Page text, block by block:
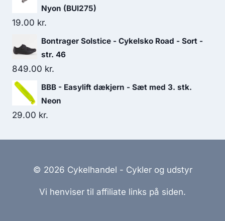
Nyon (BUI275)
19.00 kr.
Bontrager Solstice - Cykelsko Road - Sort -
str. 46
849.00 kr.
BBB - Easylift dækjern - Sæt med 3. stk.
Neon
29.00 kr.
© 2026 Cykelhandel - Cykler og udstyr
Vi henviser til affiliate links på siden.